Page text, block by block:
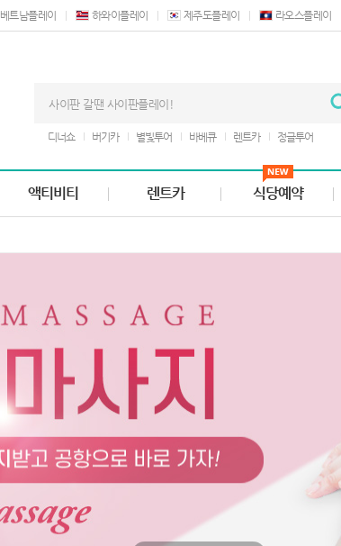
베트남플레이 하와이플레이 제주도플레이 라오스플레이
디너쇼 버기카 별빛투어 바베큐 렌트카
정글투어
액티비티 렌트카 식당예약